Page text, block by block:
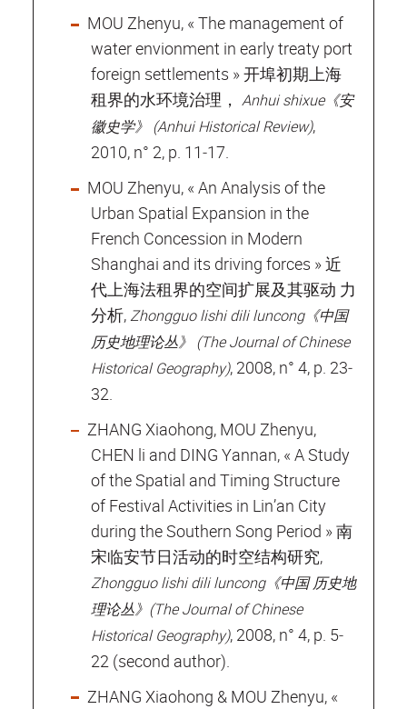
MOU Zhenyu, « The management of
water envionment in early treaty port
foreign settlements » 开埠初期上海
租界的水环境治理， Anhui shixue《安
徽史学》 (Anhui Historical Review),
2010, n° 2, p. 11‐17.
MOU Zhenyu, « An Analysis of the
Urban Spatial Expansion in the
French Concession in Modern
Shanghai and its driving forces » 近
代上海法租界的空间扩展及其驱动 力
分析,Zhongguo lishi dili luncong《中国
历史地理论丛》 (The Journal of Chinese
Historical Geography), 2008, n° 4, p. 23‐
32.
ZHANG Xiaohong, MOU Zhenyu,
CHEN li and DING Yannan, « A Study
of the Spatial and Timing Structure
of Festival Activities in Lin’an City
during the Southern Song Period » 南
宋临安节日活动的时空结构研究,
Zhongguo lishi dili luncong《中国 历史地
理论丛》(The Journal of Chinese
Historical Geography), 2008, n° 4, p. 5‐
22 (second author).
ZHANG Xiaohong & MOU Zhenyu, «